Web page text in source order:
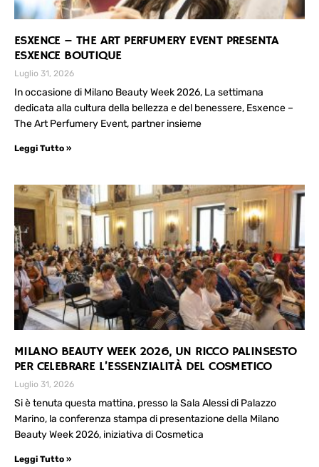
ESXENCE – THE ART PERFUMERY EVENT PRESENTA
ESXENCE BOUTIQUE
Luglio 31, 2026
In occasione di Milano Beauty Week 2026, La settimana
dedicata alla cultura della bellezza e del benessere, Esxence –
The Art Perfumery Event, partner insieme
Leggi Tutto »
MILANO BEAUTY WEEK 2026, UN RICCO PALINSESTO
PER CELEBRARE L’ESSENZIALITÀ DEL COSMETICO
Luglio 31, 2026
Si è tenuta questa mattina, presso la Sala Alessi di Palazzo
Marino, la conferenza stampa di presentazione della Milano
Beauty Week 2026, iniziativa di Cosmetica
Leggi Tutto »